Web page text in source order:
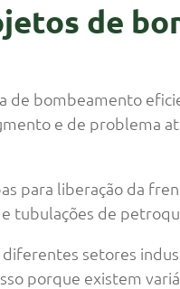
de
de bombeamento
e de problema
para liberação da
tubulações de
setores
porque existem